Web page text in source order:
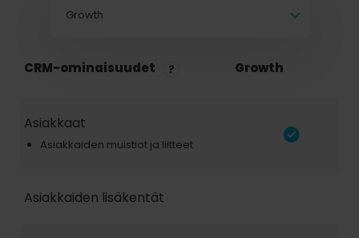
Growth
CRM-ominaisuudet Growth
Asiakkaat
Asiakkaiden muistiot ja liitteet
Asiakkaiden lisäkentät